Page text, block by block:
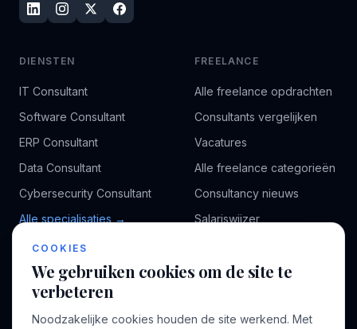
DIENSTEN
IT Consultant
Software Consultant
ERP Consultant
Data Consultant
Cybersecurity Consultant
Alle specialisaties →
FREELANCE
Alle freelance opdrachten
Consultants vergelijken
Vacatures
Alle freelance categorieën
Consultancy nieuws
Salariswijzer
BEDRIJF
Over ons
Profiel aanmaken
COOKIES
We gebruiken cookies om de site te
verbeteren
Noodzakelijke cookies houden de site werkend. Met